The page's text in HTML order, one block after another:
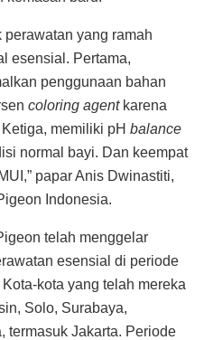
yang ramah
esensial. Pertama,
penggunaan bahan
coloring agentkarena
memiliki pH balance
normal bayi. Dan keempat
papar Anis Dwinastiti,
Indonesia.
telah menggelar
esensial di periode
kota yang telah mereka
Solo, Surabaya,
termasuk Jakarta. Periode